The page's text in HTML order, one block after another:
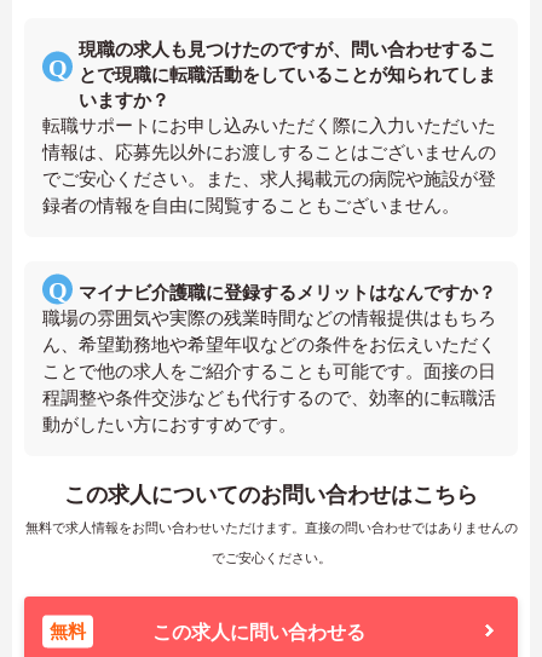
現職の求人も見つけたのですが、問い合わせするこ
とで現職に転職活動をしていることが知られてしま
いますか？
転職サポートにお申し込みいただく際に入力いただいた
情報は、応募先以外にお渡しすることはございませんの
でご安心ください。また、求人掲載元の病院や施設が登
録者の情報を自由に閲覧することもございません。
マイナビ介護職に登録するメリットはなんですか？
職場の雰囲気や実際の残業時間などの情報提供はもちろ
ん、希望勤務地や希望年収などの条件をお伝えいただく
ことで他の求人をご紹介することも可能です。面接の日
程調整や条件交渉なども代行するので、効率的に転職活
動がしたい方におすすめです。
この求人についてのお問い合わせはこちら
無料で求人情報をお問い合わせいただけます。直接の問い合わせではありませんの
でご安心ください。
無料 この求人に問い合わせる